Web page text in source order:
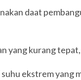
daat
yang kurang
ekstrem yang